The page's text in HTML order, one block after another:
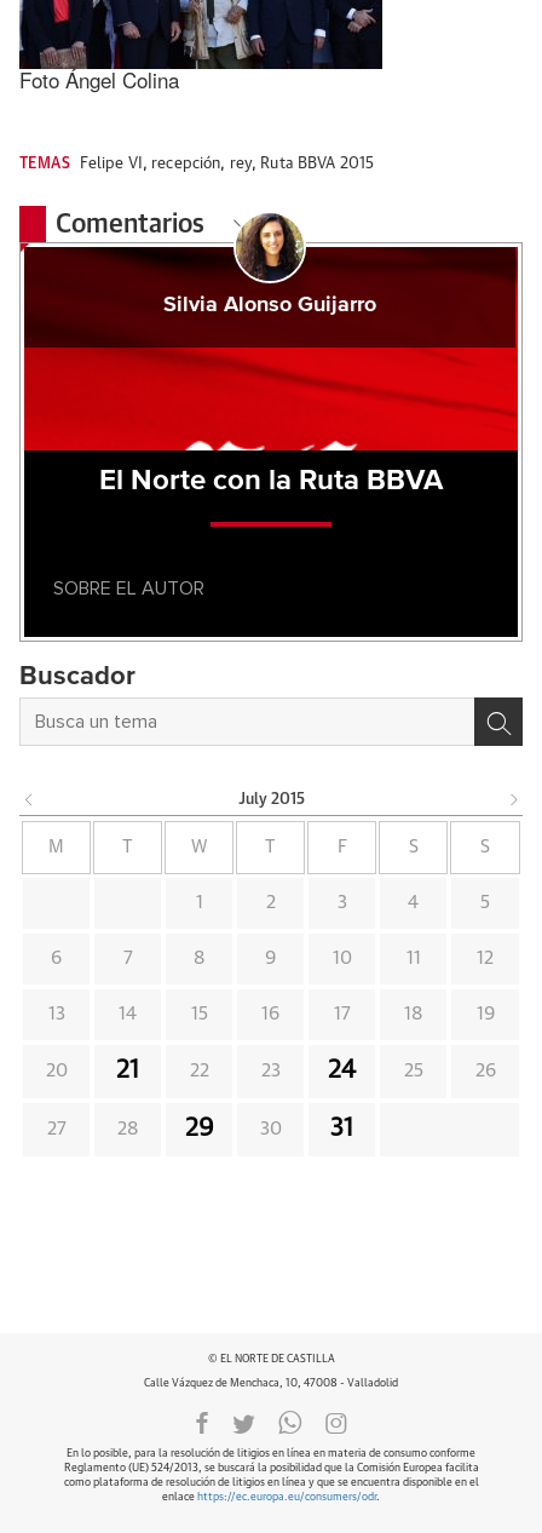
Foto Ángel Colina
TEMAS Felipe VI , recepción, rey, Ruta BBVA 2015
Comentarios
Silvia Alonso Guijarro
El Norte con la Ruta BBVA
SOBRE EL AUTOR
Buscador
July 2015
M W F S S
1 2 3 4 5
6 7 8 9 10 11 12
13 14 15 16 17 18 19
20 21 22 23 24 25 26
27 28 29 30 31
© EL NORTE DE CASTILLA
Calle Vázquez de Menchaca, 10, 47008 - Valladolid
En lo posible, para la resolución de litigios en línea en materia de consumo conforme
Reglamento (UE) 524/2013, se buscará la posibilidad que la Comisión Europea facilita
como plataforma de resolución de litigios en línea y que se encuentra disponible en el
enlace https://ec.europa.eu/consumers/odr.